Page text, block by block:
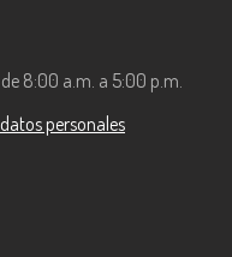
8:00 a.m. a 5:00 p.m.
personales